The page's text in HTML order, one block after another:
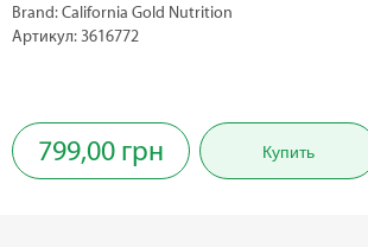
Brand: California Gold Nutrition
Артикул: 3616772
799,00 грн Купить